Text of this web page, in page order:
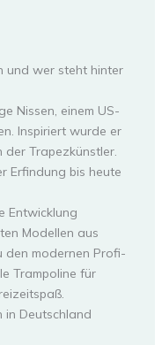
und wer steht hinter
Nissen, einem US-
Inspiriert wurde er
Trapezkünstler.
Erfindung bis heute
Entwicklung
Modellen aus
den modernen Profi-
Trampoline für
in Deutschland